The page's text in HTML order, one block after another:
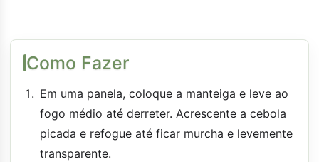
Como Fazer
Em uma panela, coloque a manteiga e leve ao
fogo médio até derreter. Acrescente a cebola
picada e refogue até ficar murcha e levemente
transparente.